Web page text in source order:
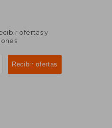
ofertas y